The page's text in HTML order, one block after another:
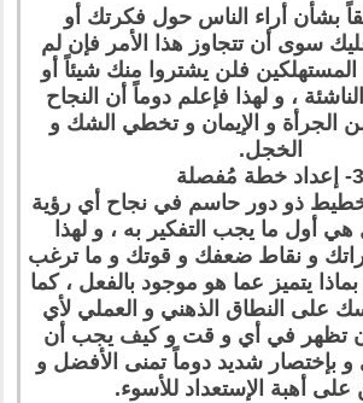
بشأن أراء الناس حول فكرتك أو
سوى أن تتجاوز هذا الأمر فإن لم
فلن يشتروا منك شيئاً أو
، و لهذا فإعلم دوماً أن النجاح
الجرأة و الإيمان و تخطي الشك و
الخجل.
3- إعداد خطة مُفصلة
ذو دور حاسم في نجاح أي رؤية
أول ما يجب التفكير به ، و لهذا
و نقاط ضعفك و قوتك و ما ترغب
يتميز عما هو موجود بالفعل ، كما
على النطاق الذهني و العملي لأي
تظهر في أي و قت و كيف يجب أن
و بإختصار شديد دوماً تمنى الأفضل و
أهبة الإستعداد للأسوء.